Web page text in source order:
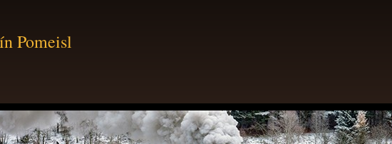
Pomeisl